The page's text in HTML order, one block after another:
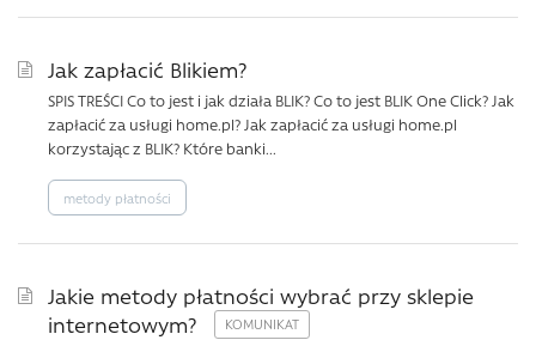
Jak zapłacić Blikiem?
SPIS TREŚCI Co to jest i jak działa BLIK? Co to jest BLIK One Click? Jak
zapłacić za usługi home.pl? Jak zapłacić za usługi home.pl
korzystając z BLIK? Które banki...
metody płatności
Jakie metody płatności wybrać przy sklepie
internetowym?